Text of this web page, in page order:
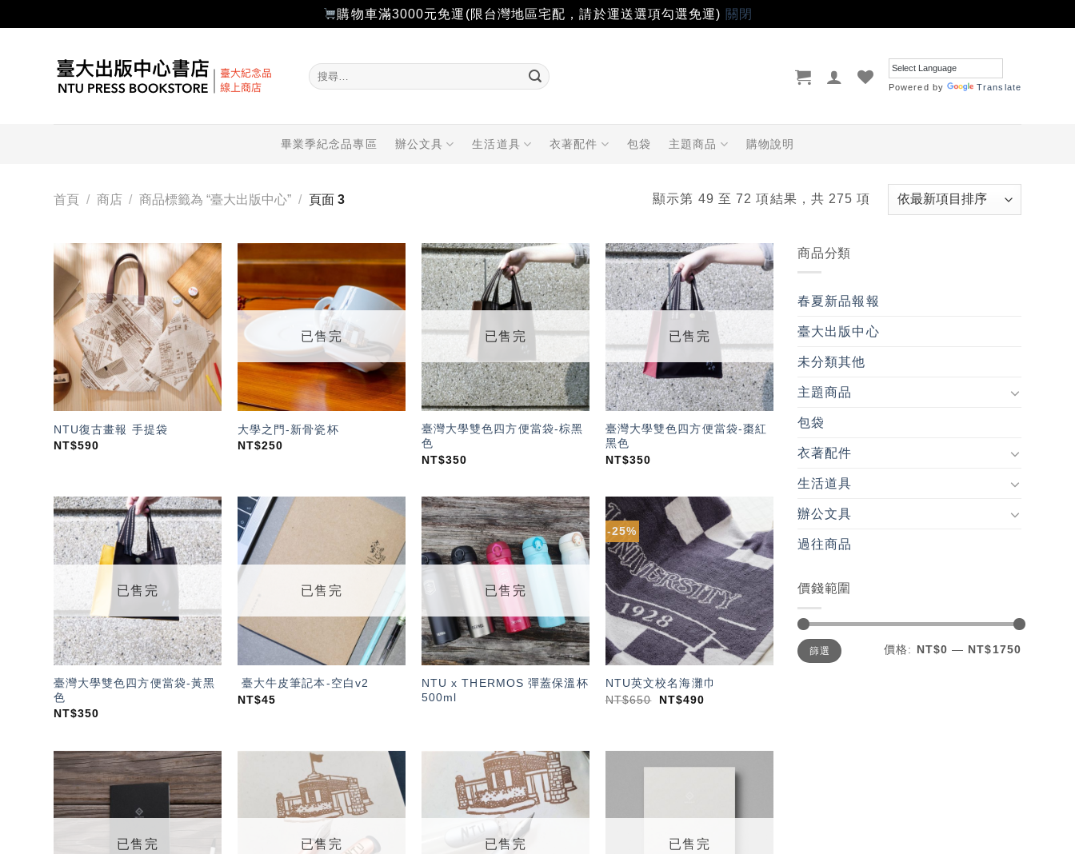
購物車滿3000元免運(限台灣地區宅配，請於運送選項勾選免運) 關閉
搜
尋
Powered by Translate
畢業季紀念品專區 辦公文具 生活道具 衣著配件 包袋 主題商品 購物說明
首頁 / 商店 / 商品標籤為 “臺大出版中心” / 頁面 3 顯示第 49 至 72 項結果，共 275 項
加入
「願
望輕
單」
NTU復古畫報 手提袋
NT$590
加入
「願
望輕
已售完
大學之門-新骨瓷杯
NT$250
加入
「願
望輕
已售完
臺灣大學雙色四方便當袋-棕黑
色
NT$350
加入
「願
望輕
已售完
臺灣大學雙色四方便當袋-棗紅
黑色
NT$350
加入
「願
望輕
已售完
臺灣大學雙色四方便當袋-黃黑
色
NT$350
加入
「願
望輕
已售完
臺大牛皮筆記本-空白v2
NT$45
加入
「願
望輕
已售完
NTU x THERMOS 彈蓋保溫杯
500ml
-25%
加入
「願
望輕
單」
NTU英文校名海灘巾
NT$650 NT$490
加入
「願
望輕
已售完
「願
望輕
已售完
加入
「願
望輕
已售完
望輕
已售完
商品分類
春夏新品報報
臺大出版中心
未分類其他
主題商品
包袋
衣著配件
生活道具
辦公文具
過往商品
價錢範圍
最
低
價
最
高
價
篩選 價格: NT$0 — NT$1750